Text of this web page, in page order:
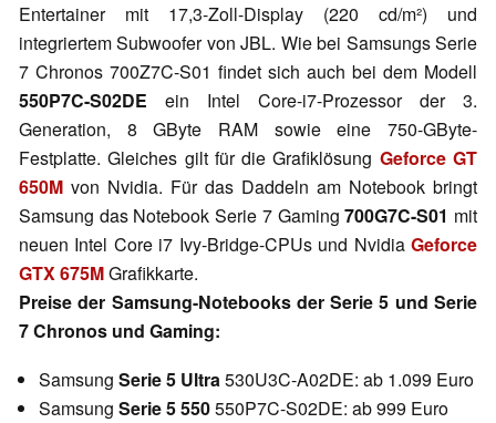
Entertainer mit 17,3-Zoll-Display (220 cd/m²) und
integriertem Subwoofer von JBL. Wie bei Samsungs Serie
7 Chronos 700Z7C-S01 findet sich auch bei dem Modell
550P7C-S02DE ein Intel Core-i7-Prozessor der 3.
Generation, 8 GByte RAM sowie eine 750-GByte-
Festplatte. Gleiches gilt für die Grafiklösung Geforce GT
650M von Nvidia. Für das Daddeln am Notebook bringt
Samsung das Notebook Serie 7 Gaming700G7C-S01 mit
neuen Intel Core i7 Ivy-Bridge-CPUs und Nvidia Geforce
GTX 675MGrafikkarte.
Preise der Samsung-Notebooks der Serie 5 und Serie
7 Chronos und Gaming:
Samsung Serie 5 Ultra530U3C-A02DE: ab 1.099 Euro
Samsung Serie 5 550550P7C-S02DE: ab 999 Euro